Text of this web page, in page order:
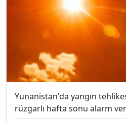
Yunanistan'da yangın
rüzgarlı hafta sonu alarm